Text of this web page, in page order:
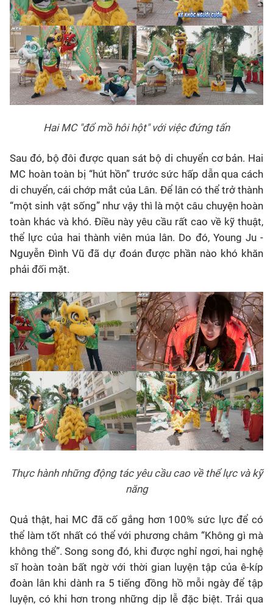
Hai MC "đổ mồ hôi hột" với việc đứng tấn
Sau đó, bộ đôi được quan sát bộ di chuyển cơ bản. Hai
MC hoàn toàn bị “hút hồn” trước sức hấp dẫn qua cách
di chuyển, cái chớp mắt của Lân. Để lân có thể trở thành
“một sinh vật sống” như vậy thì là một câu chuyện hoàn
toàn khác và khó. Điều này yêu cầu rất cao về kỹ thuật,
thể lực của hai thành viên múa lân. Do đó, Young Ju -
Nguyễn Đình Vũ đã dự đoán được phần nào khó khăn
phải đối mặt.
Thực hành những động tác yêu cầu cao về thể lực và kỹ
năng
Quả thật, hai MC đã cố gắng hơn 100% sức lực để có
thể làm tốt nhất có thể với phương châm “Không gì mà
không thể”. Song song đó, khi được nghỉ ngơi, hai nghệ
sĩ hoàn toàn bất ngờ với thời gian luyện tập của ê-kíp
đoàn lân khi dành ra 5 tiếng đồng hồ mỗi ngày để tập
luyện, có khi hơn trong những dịp lễ đặc biệt. Trải qua